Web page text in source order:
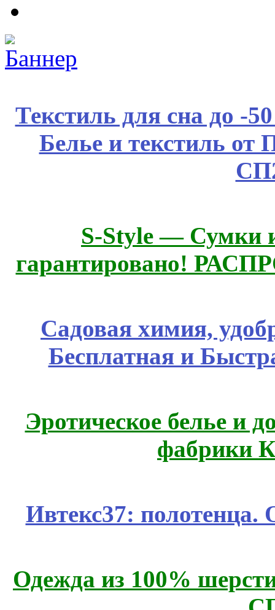
Текстиль для сна до
Белье и текстиль от
S-Style — Сумки
гарантировано!
Садовая химия,
Бесплатная и
Эротическое белье и
фабрики
Ивтекс37:
Одежда из 100%